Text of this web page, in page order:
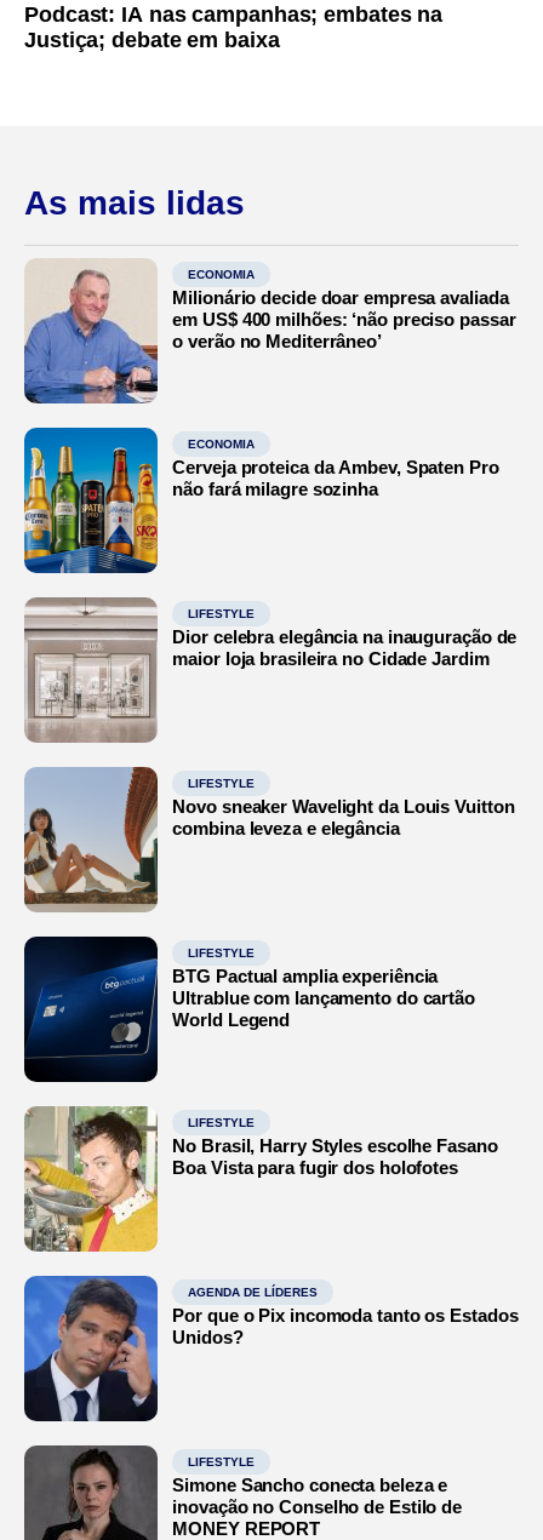
Podcast: IA nas campanhas; embates na
Justiça; debate em baixa
As mais lidas
ECONOMIA
Milionário decide doar empresa avaliada
em US$ 400 milhões: ‘não preciso passar
o verão no Mediterrâneo’
ECONOMIA
Cerveja proteica da Ambev, Spaten Pro
não fará milagre sozinha
LIFESTYLE
Dior celebra elegância na inauguração de
maior loja brasileira no Cidade Jardim
LIFESTYLE
Novo sneaker Wavelight da Louis Vuitton
combina leveza e elegância
LIFESTYLE
BTG Pactual amplia experiência
Ultrablue com lançamento do cartão
World Legend
LIFESTYLE
No Brasil, Harry Styles escolhe Fasano
Boa Vista para fugir dos holofotes
AGENDA DE LÍDERES
Por que o Pix incomoda tanto os Estados
Unidos?
LIFESTYLE
Simone Sancho conecta beleza e
inovação no Conselho de Estilo de
MONEY REPORT